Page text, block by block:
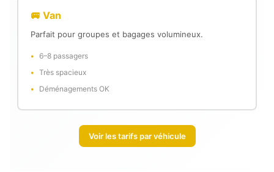
🚐 Van
Parfait pour groupes et bagages volumineux.
6–8 passagers
Très spacieux
Déménagements OK
Voir les tarifs par véhicule